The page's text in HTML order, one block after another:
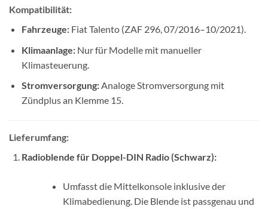
Kompatibilität:
Fahrzeuge:Fiat Talento (ZAF 296, 07/2016–10/2021).
Klimaanlage:Nur für Modelle mit manueller
Klimasteuerung.
Stromversorgung:Analoge Stromversorgung mit
Zündplus an Klemme 15.
Lieferumfang:
Radioblende für Doppel-DIN Radio (Schwarz):
Umfasst die Mittelkonsole inklusive der
Klimabedienung. Die Blende ist passgenau und